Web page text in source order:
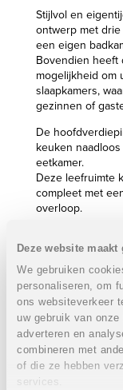
Deze website
We gebruiken
personaliseren, om
ons websiteverkeer
uw gebruik van
adverteren en
combineren met
of die ze hebben
services.
Stijlvol en
ontwerp met drie
een eigen
Bovendien heeft
mogelijkheid om
slaapkamers,
gezinnen of
De
keuken
eetkamer.
Deze leefruimte
compleet met
overloop.
optimaal te
dat zowel vanuit
eetkamer te
De villa is niet
duurzaam.
aerothermische
voor een
zorgvuldige
kwaliteit en